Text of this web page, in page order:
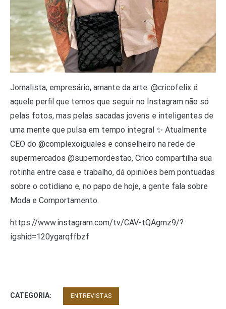
Jornalista, empresário, amante da arte: @cricofelix é
aquele perfil que temos que seguir no Instagram não só
pelas fotos, mas pelas sacadas jovens e inteligentes de
uma mente que pulsa em tempo integral ✨ Atualmente
CEO do @complexoiguales e conselheiro na rede de
supermercados @supernordestao, Crico compartilha sua
rotinha entre casa e trabalho, dá opiniões bem pontuadas
sobre o cotidiano e, no papo de hoje, a gente fala sobre
Moda e Comportamento.
https://www.instagram.com/tv/CAV-tQAgmz9/?
igshid=120ygarqffbzf
CATEGORIA: ENTREVISTAS